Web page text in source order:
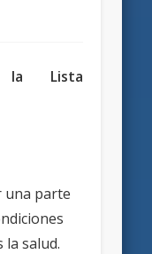
la Lista
una parte
la salud.